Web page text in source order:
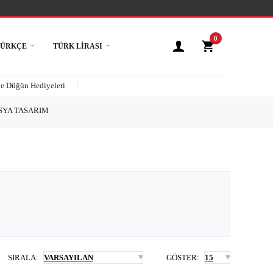
TÜRK LIRASI
0
Düğün Hediyeleri
TASARIM
SIRALA: GÖSTER: